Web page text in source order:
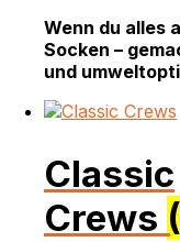
Wenn du alles
Socken –
und
Classic
Crews